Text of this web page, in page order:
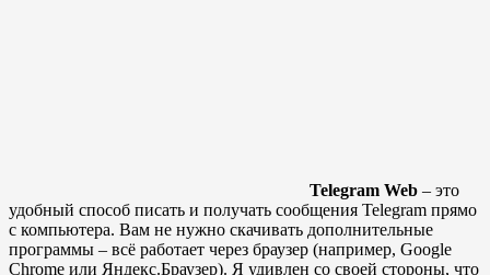
Telegram Web – это
удобный способ писать и получать сообщения Telegram прямо
с компьютера. Вам не нужно скачивать дополнительные
программы – всё работает через браузер (например, Google
Chrome или Яндекс.Браузер). Я удивлен со своей стороны, что